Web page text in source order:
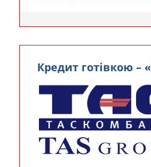
Кредит готівкою –